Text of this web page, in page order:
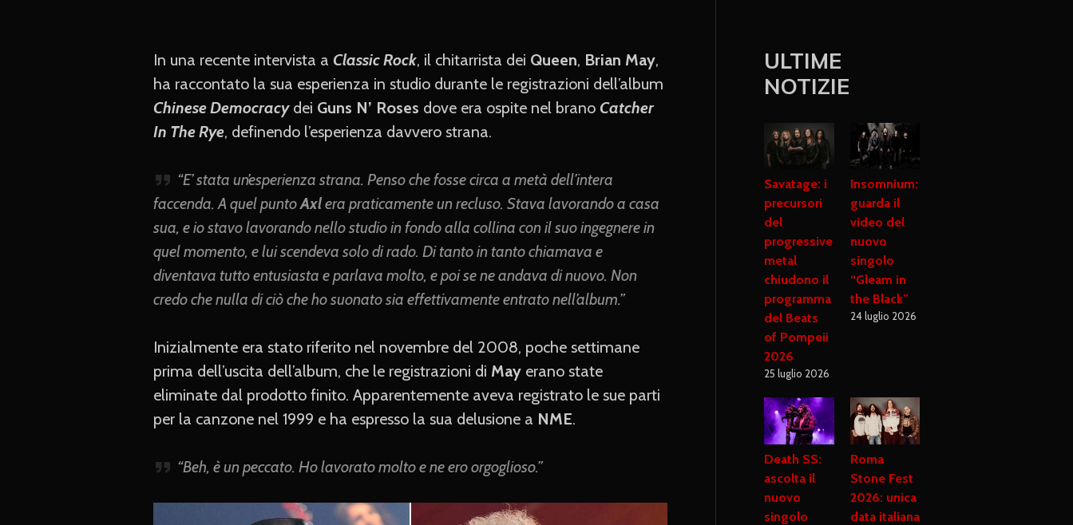
In una recente intervista a Classic Rock, il chitarrista dei Queen, Brian May,
ha raccontato la sua esperienza in studio durante le registrazioni dell’album
Chinese Democracydei Guns N’ Roses dove era ospite nel brano Catcher
In The Rye, definendo l’esperienza davvero strana.
“E’ stata un’esperienza strana. Penso che fosse circa a metà dell’intera
faccenda. A quel puntoAxlera praticamente un recluso. Stava lavorando a casa
sua, e io stavo lavorando nello studio in fondo alla collina con il suo ingegnere in
quel momento, e lui scendeva solo di rado. Di tanto in tanto chiamava e
diventava tutto entusiasta e parlava molto, e poi se ne andava di nuovo. Non
credo che nulla di ciò che ho suonato sia effettivamente entrato nell’album.”
Inizialmente era stato riferito nel novembre del 2008, poche settimane
prima dell’uscita dell’album, che le registrazioni di May erano state
eliminate dal prodotto finito. Apparentemente aveva registrato le sue parti
per la canzone nel 1999 e ha espresso la sua delusione a NME.
“Beh, è ​​un peccato. Ho lavorato molto e ne ero orgoglioso.”
ULTIME
NOTIZIE
Savatage: i
precursori
del
progressive
metal
chiudono il
programma
del Beats
of Pompeii
2026
25 luglio 2026
Insomnium:
guarda il
video del
nuovo
singolo
“Gleam in
the Black”
24 luglio 2026
Death SS:
ascolta il
nuovo
singolo
Roma
Stone Fest
2026: unica
data italiana